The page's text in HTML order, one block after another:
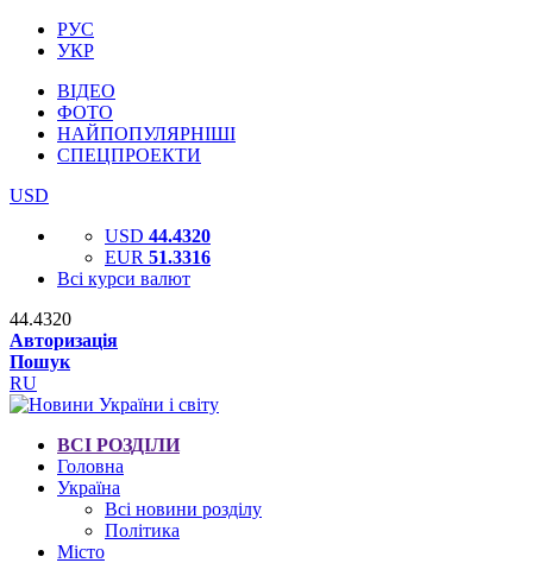
РУС
УКР
ВІДЕО
ФОТО
НАЙПОПУЛЯРНІШІ
СПЕЦПРОЕКТИ
USD
USD 44.4320
EUR 51.3316
Всі курси валют
44.4320
Авторизація
Пошук
RU
ВСІ РОЗДІЛИ
Головна
Україна
Всі новини розділу
Політика
Місто